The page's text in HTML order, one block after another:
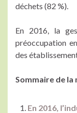
déchets (82 %).
En 2016, la
préoccupation
des
Sommaire de la
En 2016,